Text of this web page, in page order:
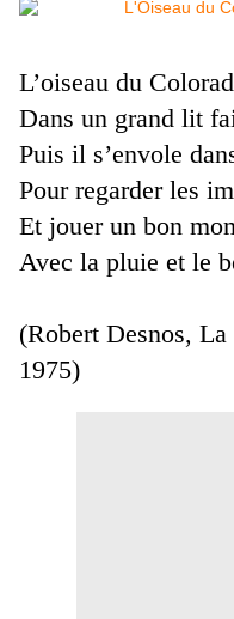
L’oiseau du
Dans un grand lit
Puis il s’envole
Pour regarder les
Et jouer un bon
Avec la pluie et le
(Robert Desnos,
1975)